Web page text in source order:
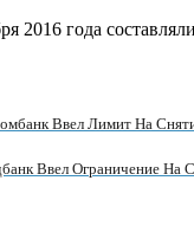
года
Ввел Лимит На
Ввел Ограничение На